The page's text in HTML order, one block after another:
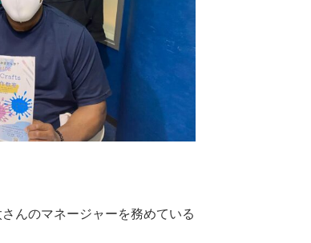
んのマネージャーを務めている